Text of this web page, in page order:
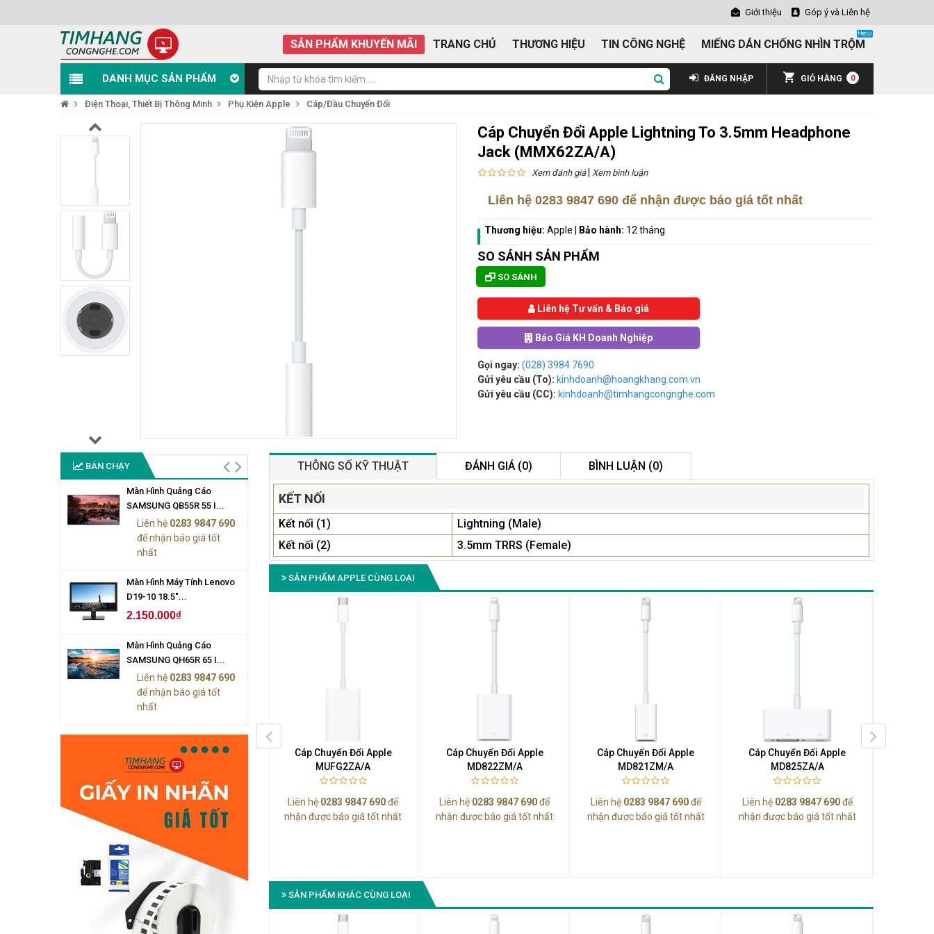
Giới thiệu Góp ý và Liên hệ
SẢN PHẨM KHUYẾN MÃI TRANG CHỦ THƯƠNG HIỆU TIN CÔNG NGHỆ MIẾNG DÁN CHỐNG NHÌN TRỘM
DANH MỤC SẢN PHẨM GIỎ HÀNG 0
ĐĂNG NHẬP
Điện Thoại, Thiết Bị Thông Minh Phụ Kiện Apple Cáp/Đầu Chuyển Đổi
Cáp Chuyển Đổi Apple Lightning To 3.5mm Headphone
Jack (MMX62ZA/A)
Xem đánh giá| Xem bình luận
Liên hệ 0283 9847 690 để nhận được báo giá tốt nhất
Thương hiệu: Apple Bảo hành: 12 tháng
SO SÁNH SẢN PHẨM
SO SÁNH
Liên hệ Tư vấn & Báo giá
Báo Giá KH Doanh Nghiệp
Gọi ngay: (028) 3984 7690
Gửi yêu cầu (To): kinhdoanh@hoangkhang.com.vn
Gửi yêu cầu (CC): kinhdoanh@timhangcongnghe.com
BÁN CHẠY
Màn Hình Quảng Cáo
SAMSUNG QB55R 55 I...
Liên hệ 0283 9847 690
để nhận báo giá tốt
nhất
Màn Hình Máy Tính Lenovo
D19-10 18.5"...
2.150.000₫
Màn Hình Quảng Cáo
SAMSUNG QH65R 65 I...
Liên hệ 0283 9847 690
để nhận báo giá tốt
nhất
Liên hệ
để nhận báo giá tốt
nhất
THÔNG SỐ KỸ THUẬT ĐÁNH GIÁ (0) BÌNH LUẬN (0)
KẾT NỐI
Kết nối (1)
Lightning (Male)
Kết nối (2)
3.5mm TRRS (Female)
SẢN PHẨM APPLE CÙNG LOẠI
PIN - VGA (Female)
Cáp Chuyển Đổi Apple
MD463ZP/A (Thunderbolt ->
Gigabit Ethernet)
Liên hệ0283 9847 690
nhận được báo giá tốt nhất
Thunderbolt (Male) - Thunderbolt 2
(Male) - RJ-45 (Female)
Cáp Chuyển Đổi Apple
MUFG2ZA/A
Liên hệ 0283 9847 690để
nhận được báo giá tốt nhất
Cáp Chuyển Đổi Apple
MD822ZM/A
Liên hệ 0283 9847 690để
nhận được báo giá tốt nhất
Cáp Chuyển Đổi Apple
MD821ZM/A
Liên hệ 0283 9847 690để
nhận được báo giá tốt nhất
Cáp Chuyển Đổi Apple
MD825ZA/A
Liên hệ 0283 9847 690để
nhận được báo giá tốt nhất
SẢN PHẨM KHÁC CÙNG LOẠI